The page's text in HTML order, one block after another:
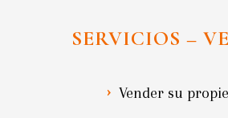
SERVICIOS –
Vender su